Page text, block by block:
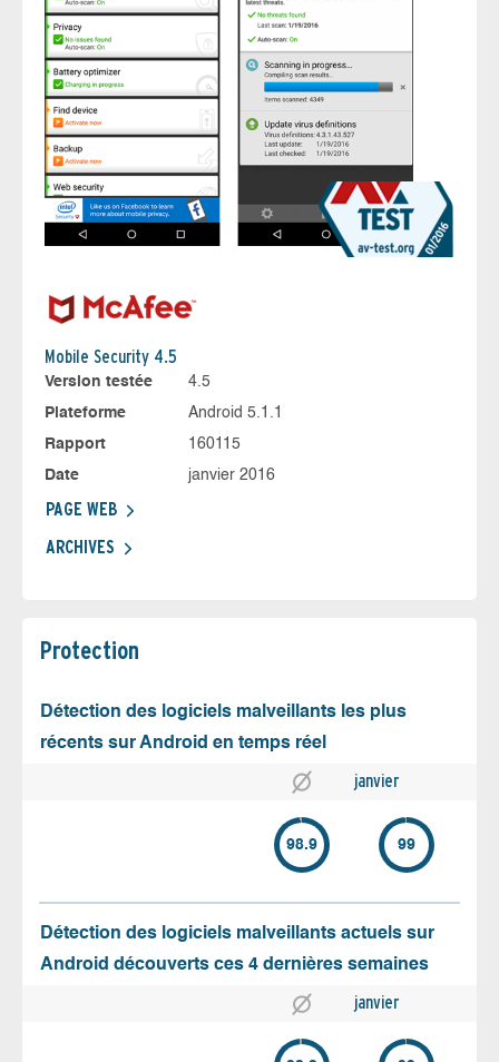
Mobile Security 4.5
Version testée
4.5
Plateforme
Android 5.1.1
Rapport
160115
Date
janvier 2016
PAGE WEB
ARCHIVES
Protection
Détection des logiciels malveillants les plus
récents sur Android en temps réel
janvier
98.9 99
Détection des logiciels malveillants actuels sur
Android découverts ces 4 dernières semaines
janvier